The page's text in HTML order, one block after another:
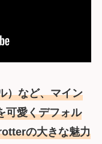
）など、マイン
可愛くデフォル
の大きな魅力